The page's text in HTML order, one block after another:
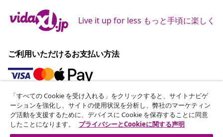
Live it up for less もっと手頃に楽しく
ご利用いただけるお支払い方法
ニュースレターに登録する
70万人以上のユーザーと一緒に、vidaXLから毎週のお得
な情報や季節限定セール、新着情報を受け取りましょう。
「すべての Cookie を受け入れる」をクリックすると、サイトナビゲ
ーションを強化し、サイトの使用状況を分析し、弊社のマーケティン
グ活動を支援するために、デバイスに Cookie を保存することに同意
したことになります。
プライバシーとCookieに関する声明